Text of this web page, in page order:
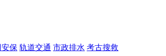
保 轨道交通 市政排水 考古搜救